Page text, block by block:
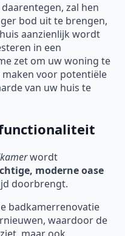
zal hen
bod uit te brengen,
aanzienlijk wordt
in een
zet om uw woning te
voor potentiële
van uw huis te
wordt
moderne oase
doorbrengt.
badkamerrenovatie
waardoor de